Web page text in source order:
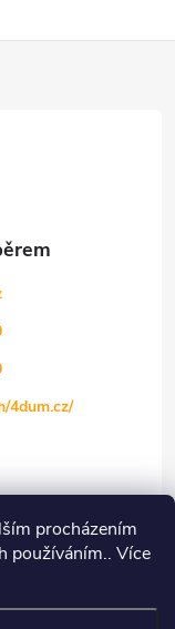
procházením
používáním.. Více
4dum.cz/